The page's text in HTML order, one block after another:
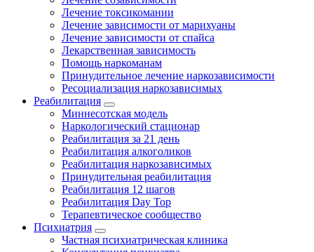
Лечение токсикомании
Лечение зависимости от марихуаны
Лечение зависимости от спайса
Лекарственная зависимость
Помощь наркоманам
Принудительное лечение наркозависимости
Ресоциализация наркозависимых
Реабилитация
Миннесотская модель
Наркологический стационар
Реабилитация за 21 день
Реабилитация алкоголиков
Реабилитация наркозависимых
Принудительная реабилитация
Реабилитация 12 шагов
Реабилитация Day Top
Терапевтическое сообщество
Психиатрия
Частная психиатрическая клиника